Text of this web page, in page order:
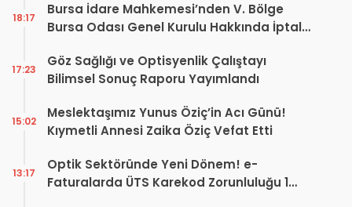
Bursa İdare Mahkemesi’nden V. Bölge
Bursa Odası Genel Kurulu Hakkında İptal
18:17
Göz Sağlığı ve Optisyenlik Çalıştayı
Bilimsel Sonuç Raporu Yayımlandı
17:23
Meslektaşımız Yunus Öziç’in Acı Günü!
Kıymetli Annesi Zaika Öziç Vefat Etti
15:02
Optik Sektöründe Yeni Dönem! e-
Faturalarda ÜTS Karekod Zorunluluğu 1
13:17